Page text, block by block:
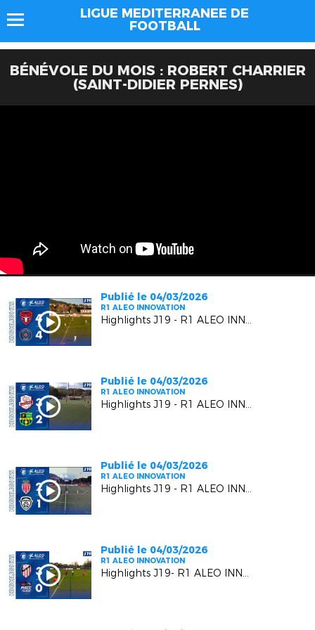
LIGUE MEDITERRANEE DE
FOOTBALL
BÉNÉVOLE DU MOIS : ROBERT CHARRIER
(SAINT-DIDIER PERNES)
Publié le 04/03/2026
R1 ALEO INNOVATION
Highlights J19 - R1 ALEO INNOVATION | Six Fours Le Brusc VS RC Pays de Grasse 2
Publié le 04/03/2026
R1 ALEO INNOVATION
Highlights J19 - R1 ALEO INNOVATION | Luynes S VS US Carqueiranne Crau
Publié le 04/03/2026
R1 ALEO INNOVATION
Highlights J19 - R1 ALEO INNOVATION | AS Monaco FC 2 VS FC Beausoleil
Publié le 04/03/2026
R1 ALEO INNOVATION
Highlights J19- R1 ALEO INNOVATION | AC Vedène Le Pontet VS AS Cagnes Le Cros